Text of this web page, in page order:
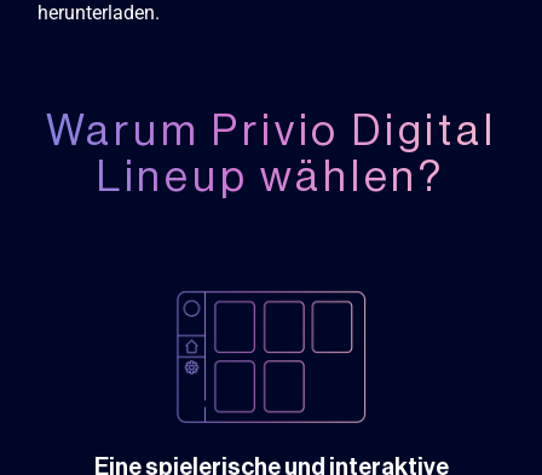
herunterladen.
Warum Privio Digital
Lineup wählen?
Eine spielerische und interaktive